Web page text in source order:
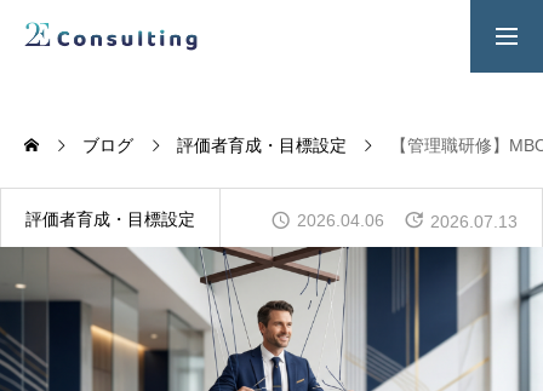
人材育成／経営サポートプログラム
CONTENTS
2E Consulting の人材育成について
COMPANY
ブログ 評価者育成・目標設定 【管理職研修】
評価者育成・目標設定 2026.04.06 2026.07.13